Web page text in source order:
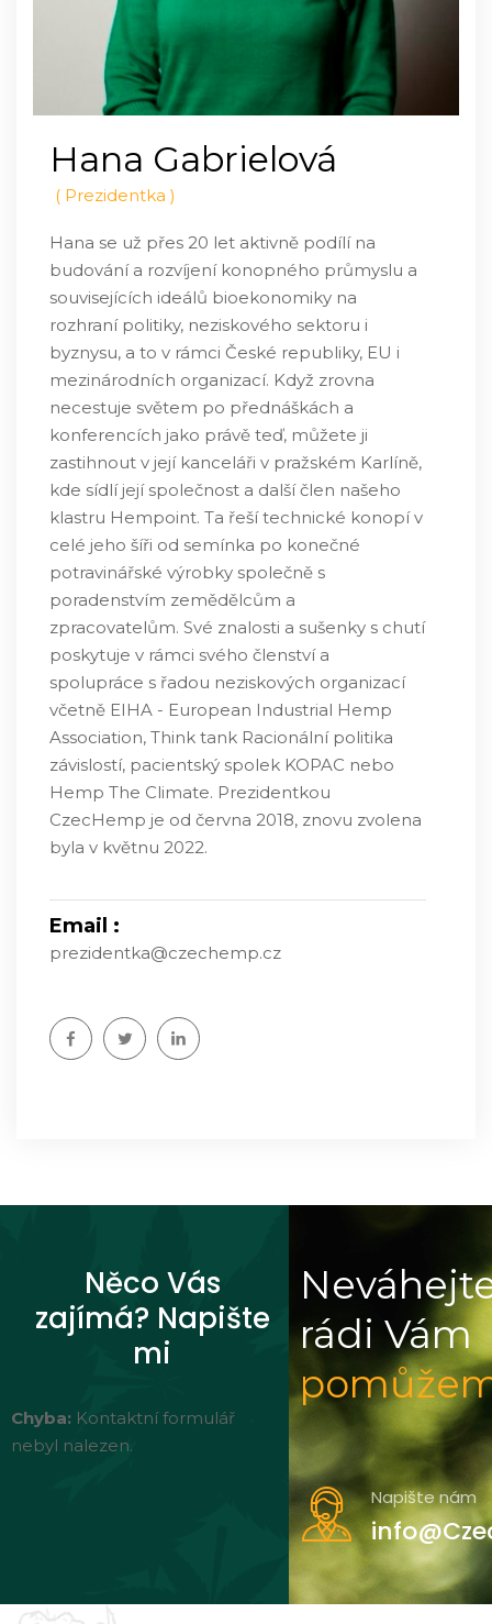
Hana Gabrielová
( Prezidentka )
Hana se už přes 20 let aktivně podílí na
budování a rozvíjení konopného průmyslu a
souvisejících ideálů bioekonomiky na
rozhraní politiky, neziskového sektoru i
byznysu, a to v rámci České republiky, EU i
mezinárodních organizací. Když zrovna
necestuje světem po přednáškách a
konferencích jako právě teď, můžete ji
zastihnout v její kanceláři v pražském Karlíně,
kde sídlí její společnost a další člen našeho
klastru Hempoint. Ta řeší technické konopí v
celé jeho šíři od semínka po konečné
potravinářské výrobky společně s
poradenstvím zemědělcům a
zpracovatelům. Své znalosti a sušenky s chutí
poskytuje v rámci svého členství a
spolupráce s řadou neziskových organizací
včetně EIHA - European Industrial Hemp
Association, Think tank Racionální politika
závislostí, pacientský spolek KOPAC nebo
Hemp The Climate. Prezidentkou
CzecHemp je od června 2018, znovu zvolena
byla v květnu 2022.
Email :
prezidentka@czechemp.cz
Něco Vás
zajímá? Napište
mi
Chyba: Kontaktní formulář
nebyl nalezen.
rádi Vám
Napište nám